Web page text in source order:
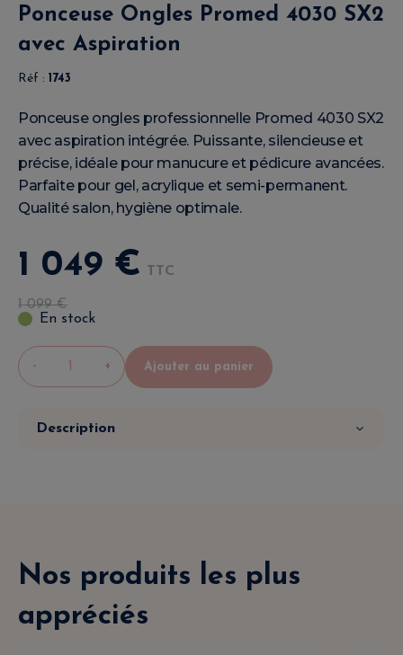
Ponceuse Ongles Promed 4030 SX2
avec Aspiration
Réf : 1743
Ponceuse ongles professionnelle Promed 4030 SX2
avec aspiration intégrée. Puissante, silencieuse et
précise, idéale pour manucure et pédicure avancées.
Parfaite pour gel, acrylique et semi-permanent.
Qualité salon, hygiène optimale.
1 049 € TTC
1 099€
En stock
- + Ajouter au panier
Description
Nos produits les plus
appréciés